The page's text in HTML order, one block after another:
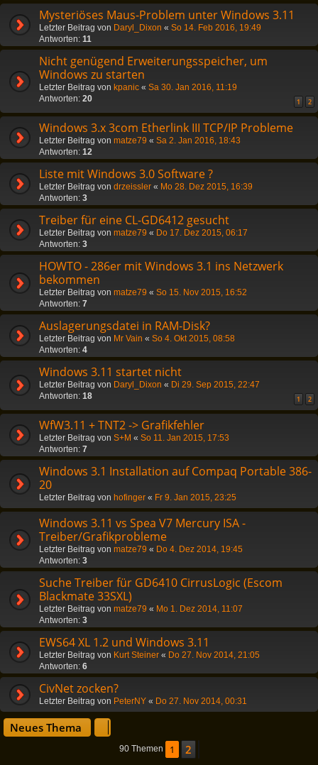
Mysteriöses Maus-Problem unter Windows 3.11
Letzter Beitrag von Daryl_Dixon « So 14. Feb 2016, 19:49
Antworten: 11
Nicht genügend Erweiterungsspeicher, um
Windows zu starten
Letzter Beitrag von kpanic « Sa 30. Jan 2016, 11:19
Antworten: 20 1 2
Windows 3.x 3com Etherlink III TCP/IP Probleme
Letzter Beitrag von matze79 « Sa 2. Jan 2016, 18:43
Antworten: 12
Liste mit Windows 3.0 Software ?
Letzter Beitrag von drzeissler « Mo 28. Dez 2015, 16:39
Antworten: 3
Treiber für eine CL-GD6412 gesucht
Letzter Beitrag von matze79 « Do 17. Dez 2015, 06:17
Antworten: 3
HOWTO - 286er mit Windows 3.1 ins Netzwerk
bekommen
Letzter Beitrag von matze79 « So 15. Nov 2015, 16:52
Antworten: 7
Auslagerungsdatei in RAM-Disk?
Letzter Beitrag von Mr Vain « So 4. Okt 2015, 08:58
Antworten: 4
Windows 3.11 startet nicht
Letzter Beitrag von Daryl_Dixon « Di 29. Sep 2015, 22:47
Antworten: 18 1 2
WfW3.11 + TNT2 -> Grafikfehler
Letzter Beitrag von S+M « So 11. Jan 2015, 17:53
Antworten: 7
Windows 3.1 Installation auf Compaq Portable 386-
20
Letzter Beitrag von hofinger « Fr 9. Jan 2015, 23:25
Windows 3.11 vs Spea V7 Mercury ISA -
Treiber/Grafikprobleme
Letzter Beitrag von matze79 « Do 4. Dez 2014, 19:45
Antworten: 3
Suche Treiber für GD6410 CirrusLogic (Escom
Blackmate 33SXL)
Letzter Beitrag von matze79 « Mo 1. Dez 2014, 11:07
Antworten: 3
EWS64 XL 1.2 und Windows 3.11
Letzter Beitrag von Kurt Steiner « Do 27. Nov 2014, 21:05
Antworten: 6
CivNet zocken?
Letzter Beitrag von PeterNY « Do 27. Nov 2014, 00:31
Neues Thema
90 Themen 1 2